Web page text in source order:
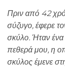
Πριν από 42
σύζυγο, έφερε
σκύλο. Ήταν
πεθερά μου, η
σκύλος έμενε